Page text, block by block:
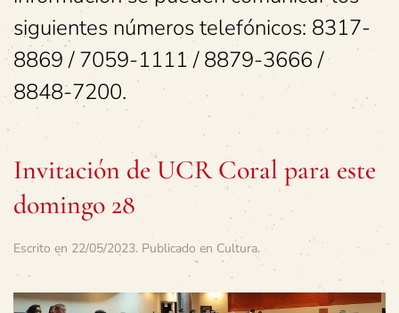
siguientes números telefónicos: 8317-
8869 / 7059-1111 / 8879-3666 /
8848-7200.
Invitación de UCR Coral para este
domingo 28
Escrito en 22/05/2023. Publicado en Cultura.